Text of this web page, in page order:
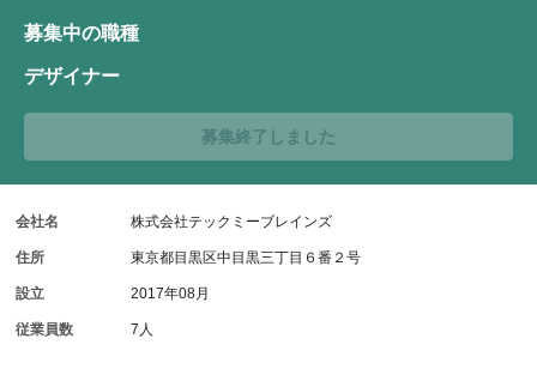
募集中の職種
デザイナー
募集終了しました
会社名 株式会社テックミーブレインズ
住所 東京都目黒区中目黒三丁目６番２号
設立 2017年08月
従業員数 7人